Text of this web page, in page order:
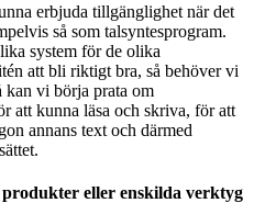
erbjuda tillgänglighet när det
så som talsyntesprogram.
system för de olika
att bli riktigt bra, så behöver vi
kan vi börja prata om
att kunna läsa och skriva, för att
annans text och därmed
eller enskilda verktyg